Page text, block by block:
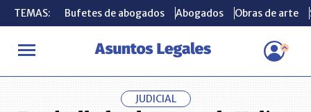
TEMAS: Bufetes de abogados Abogados Obras de arte
INICIO ACTUALIDAD Fue hallado el cuerpo de Yulixa Toloza
TEMAS: Bufetes de abogados Abogados Obras de arte
JUDICIAL